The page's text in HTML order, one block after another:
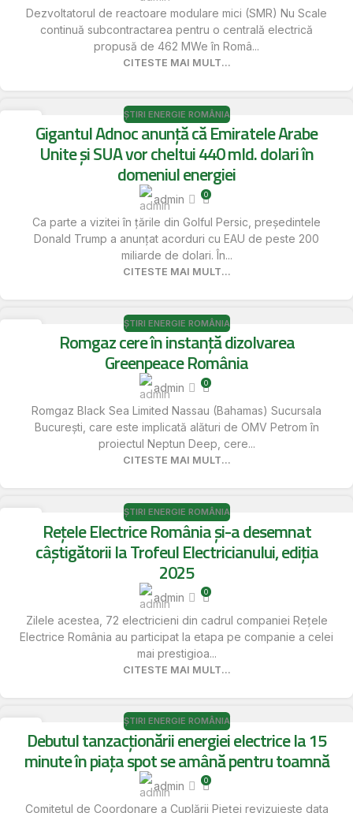
Dezvoltatorul de reactoare modulare mici (SMR) Nu Scale
continuă subcontractarea pentru o centrală electrică
propusă de 462 MWe în Româ...
CITESTE MAI MULT...
ȘTIRI ENERGIE ROMÂNIA
Gigantul Adnoc anunţă că Emiratele Arabe
Unite şi SUA vor cheltui 440 mld. dolari în
domeniul energiei
admin 0
Ca parte a vizitei în ţările din Golful Persic, preşedintele
Donald Trump a anunţat acorduri cu EAU de peste 200
miliarde de dolari. În...
CITESTE MAI MULT...
ȘTIRI ENERGIE ROMÂNIA
Romgaz cere în instanță dizolvarea
Greenpeace România
admin 0
Romgaz Black Sea Limited Nassau (Bahamas) Sucursala
București, care este implicată alături de OMV Petrom în
proiectul Neptun Deep, cere...
CITESTE MAI MULT...
ȘTIRI ENERGIE ROMÂNIA
Rețele Electrice România și-a desemnat
câștigătorii la Trofeul Electricianului, ediția
2025
admin 0
Zilele acestea, 72 electricieni din cadrul companiei Rețele
Electrice România au participat la etapa pe companie a celei
mai prestigioa...
CITESTE MAI MULT...
16
MAI
ȘTIRI ENERGIE ROMÂNIA
Debutul tanzacționării energiei electrice la 15
minute în piața spot se amână pentru toamnă
admin 0
Comitetul de Coordonare a Cuplării Pieței revizuiește data